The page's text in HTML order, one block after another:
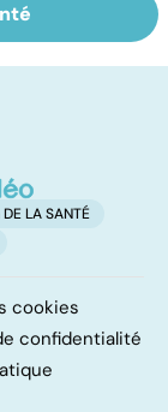
que
?
LA SANTÉ
cookies
confidentialité